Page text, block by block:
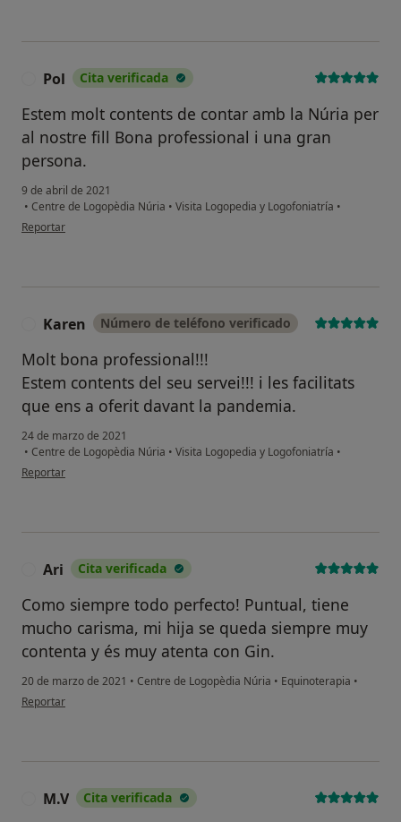
Pol Cita verificada
Estem molt contents de contar amb la Núria per
al nostre fill Bona professional i una gran
persona.
9 de abril de 2021
• Centre de Logopèdia Núria • Visita Logopedia y Logofoniatría •
en opinión del usuario Pol
Reportar
Karen Número de teléfono verificado
Molt bona professional!!!
Estem contents del seu servei!!! i les facilitats
que ens a oferit davant la pandemia.
24 de marzo de 2021
• Centre de Logopèdia Núria • Visita Logopedia y Logofoniatría •
en opinión del usuario Karen
Reportar
Ari Cita verificada
Como siempre todo perfecto! Puntual, tiene
mucho carisma, mi hija se queda siempre muy
contenta y és muy atenta con Gin.
20 de marzo de 2021 • Centre de Logopèdia Núria • Equinoterapia •
en opinión del usuario Ari
Reportar
M.V Cita verificada
o chatbot de IA para hablar
sobre un tema emocional o
psicológico?
Sí, varias veces